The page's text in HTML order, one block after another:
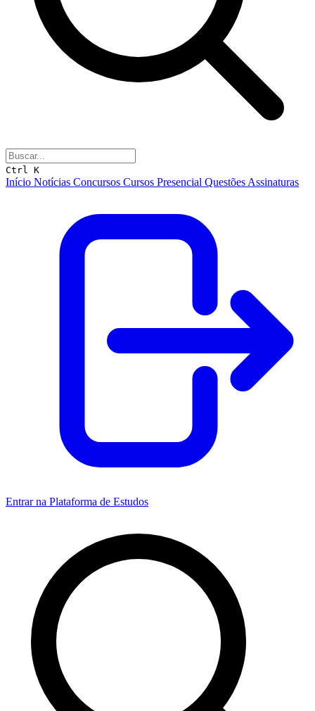
Ctrl K
Início Notícias Concursos Cursos Presencial Questões Assinaturas
Entrar na Plataforma de Estudos